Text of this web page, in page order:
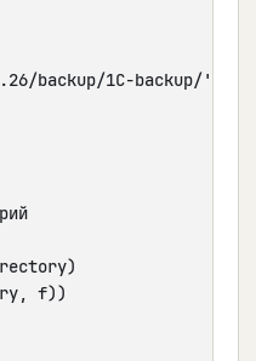
backup/1C-backup/'
f))